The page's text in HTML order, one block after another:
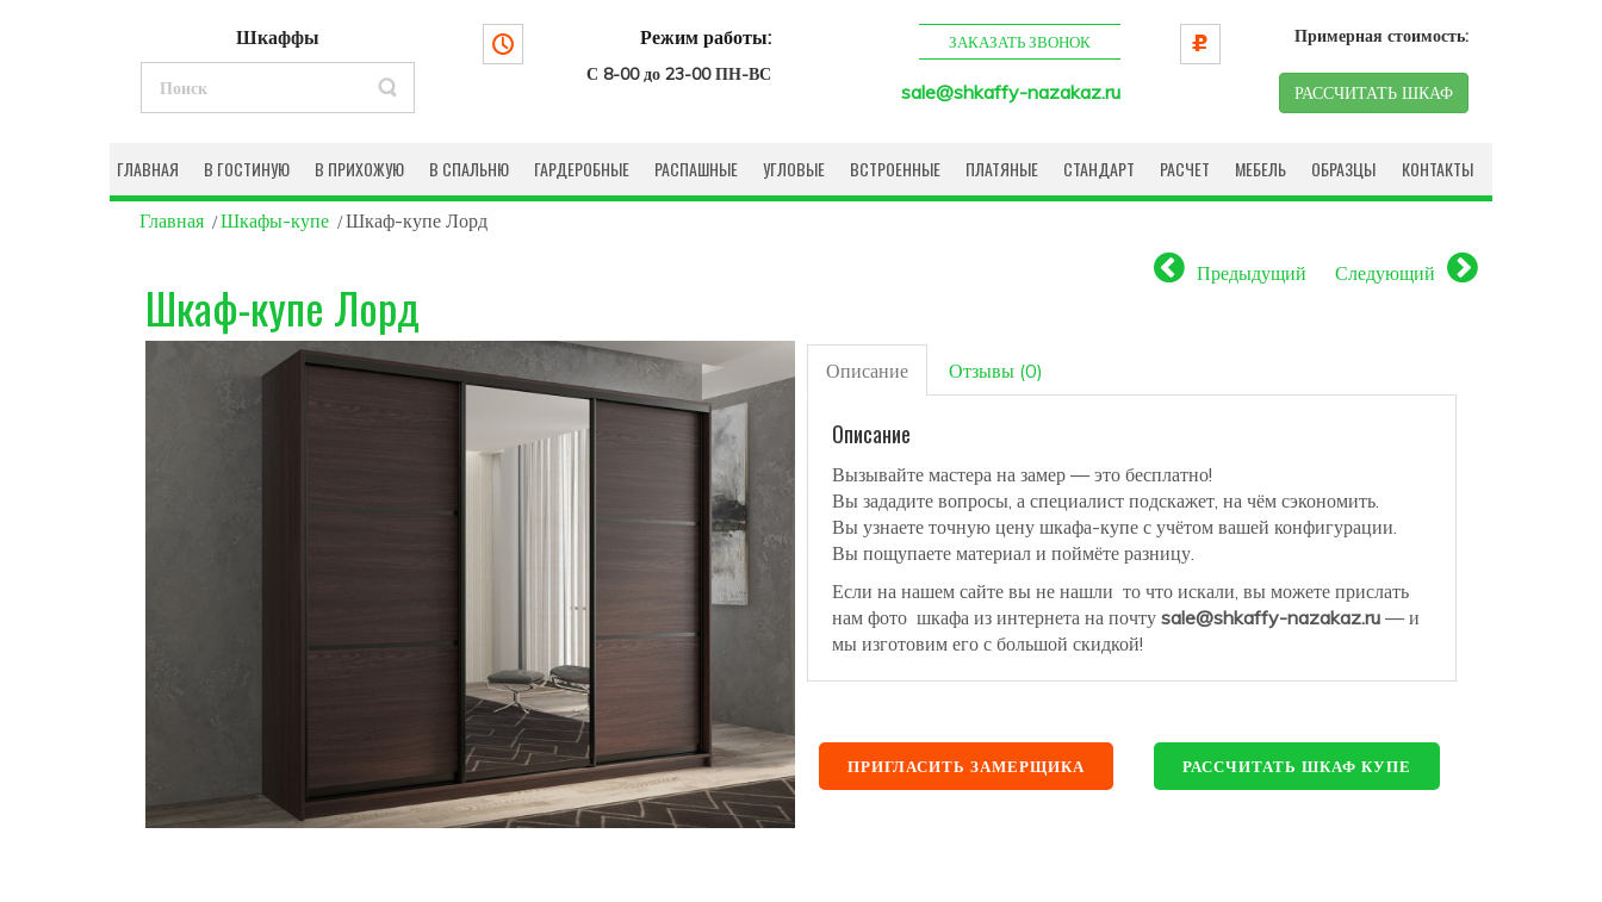
Шкаффы Режим работы:
С 8-00 до 23-00 ПН-ВС
ЗАКАЗАТЬ ЗВОНОК
sale@shkaffy-nazakaz.ru
Примерная стоимость:
РАССЧИТАТЬ ШКАФ
ГЛАВНАЯ В ГОСТИНУЮ В ПРИХОЖУЮ В СПАЛЬНЮ ГАРДЕРОБНЫЕ РАСПАШНЫЕ УГЛОВЫЕ ВСТРОЕННЫЕ ПЛАТЯНЫЕ СТАНДАРТ РАСЧЕТ МЕБЕЛЬ ОБРАЗЦЫ КОНТАКТЫ
Главная Шкафы-купе Шкаф-купе Лорд
Предыдущий Следующий
Шкаф-купе Лорд
Описание Отзывы (0)
Описание
Вызывайте мастера на замер — это бесплатно!
Вы зададите вопросы, а специалист подскажет, на чём сэкономить.
Вы узнаете точную цену шкафа-купе с учётом вашей конфигурации.
Вы пощупаете материал и поймёте разницу.
Если на нашем сайте вы не нашли то что искали, вы можете прислать
нам фото шкафа из интернета на почту sale@shkaffy-nazakaz.ru — и
мы изготовим его с большой скидкой!
ПРИГЛАСИТЬ ЗАМЕРЩИКА РАССЧИТАТЬ ШКАФ КУПЕ